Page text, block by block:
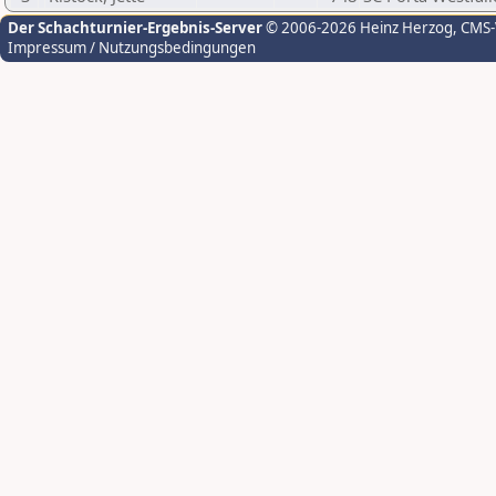
Der Schachturnier-Ergebnis-Server© 2006-2026 Heinz Herzog,
Impressum / Nutzungsbedingungen